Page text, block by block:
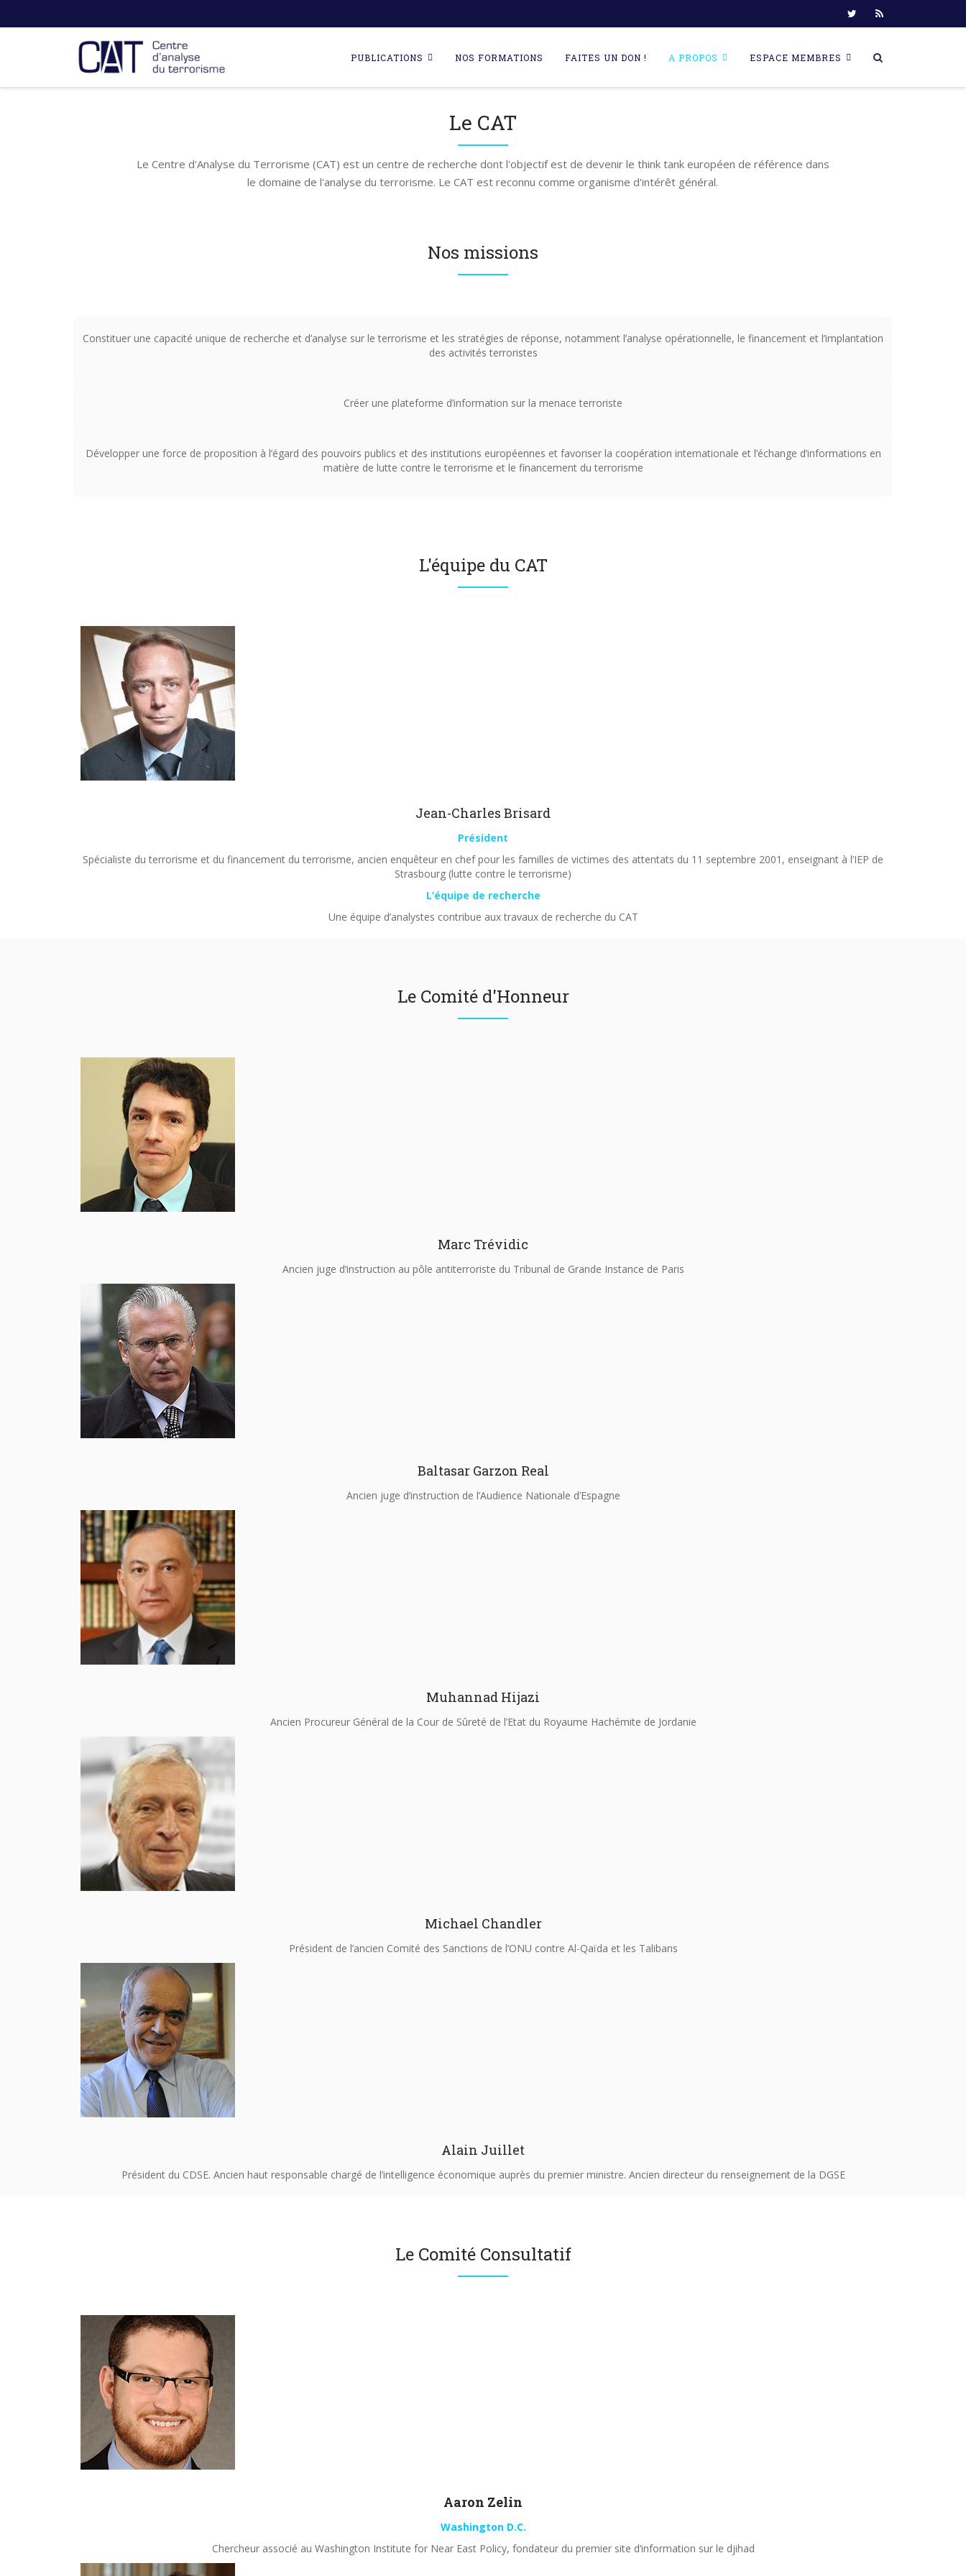
content
PUBLICATIONS NOS FORMATIONS FAITES UN DON ! A PROPOS ESPACE MEMBRES
Le CAT
Le Centre d'Analyse du Terrorisme (CAT) est un centre de recherche dont l'objectif est de devenir le think tank européen de référence dans
le domaine de l'analyse du terrorisme. Le CAT est reconnu comme organisme d'intérêt général.
Nos missions
Constituer une capacité unique de recherche et d’analyse sur le terrorisme et les stratégies de réponse, notamment l’analyse opérationnelle, le financement et l’implantation
des activités terroristes
Créer une plateforme d’information sur la menace terroriste
Développer une force de proposition à l’égard des pouvoirs publics et des institutions européennes et favoriser la coopération internationale et l’échange d’informations en
matière de lutte contre le terrorisme et le financement du terrorisme
L'équipe du CAT
Jean-Charles Brisard
Président
Spécialiste du terrorisme et du financement du terrorisme, ancien enquêteur en chef pour les familles de victimes des attentats du 11 septembre 2001, enseignant à l’IEP de
Strasbourg (lutte contre le terrorisme)
L’équipe de recherche
Une équipe d’analystes contribue aux travaux de recherche du CAT
Le Comité d'Honneur
Marc Trévidic
Ancien juge d’instruction au pôle antiterroriste du Tribunal de Grande Instance de Paris
Baltasar Garzon Real
Ancien juge d’instruction de l’Audience Nationale d’Espagne
Muhannad Hijazi
Ancien Procureur Général de la Cour de Sûreté de l’Etat du Royaume Hachémite de Jordanie
Michael Chandler
Président de l’ancien Comité des Sanctions de l’ONU contre Al-Qaïda et les Talibans
Alain Juillet
Président du CDSE. Ancien haut responsable chargé de l’intelligence économique auprès du premier ministre. Ancien directeur du renseignement de la DGSE
Le Comité Consultatif
Aaron Zelin
Washington D.C.
Chercheur associé au Washington Institute for Near East Policy, fondateur du premier site d’information sur le djihad